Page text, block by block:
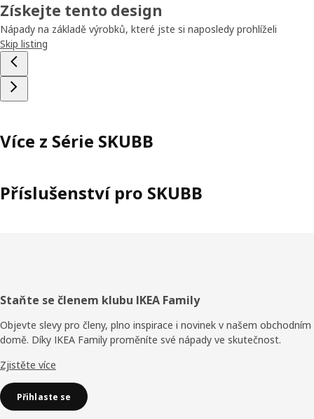
Získejte tento design
Nápady na základě výrobků, které jste si naposledy prohlíželi
Skip listing
Více z Série SKUBB
Příslušenství pro SKUBB
Zápatí
Staňte se členem klubu IKEA Family
Objevte slevy pro členy, plno inspirace i novinek v našem obchodním
domě. Díky IKEA Family proměníte své nápady ve skutečnost.
Zjistěte více
Přihlaste se